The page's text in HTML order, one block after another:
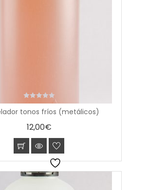
tonos fríos (metálicos)
0
out
12,00€